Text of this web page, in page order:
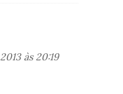
às 20:19